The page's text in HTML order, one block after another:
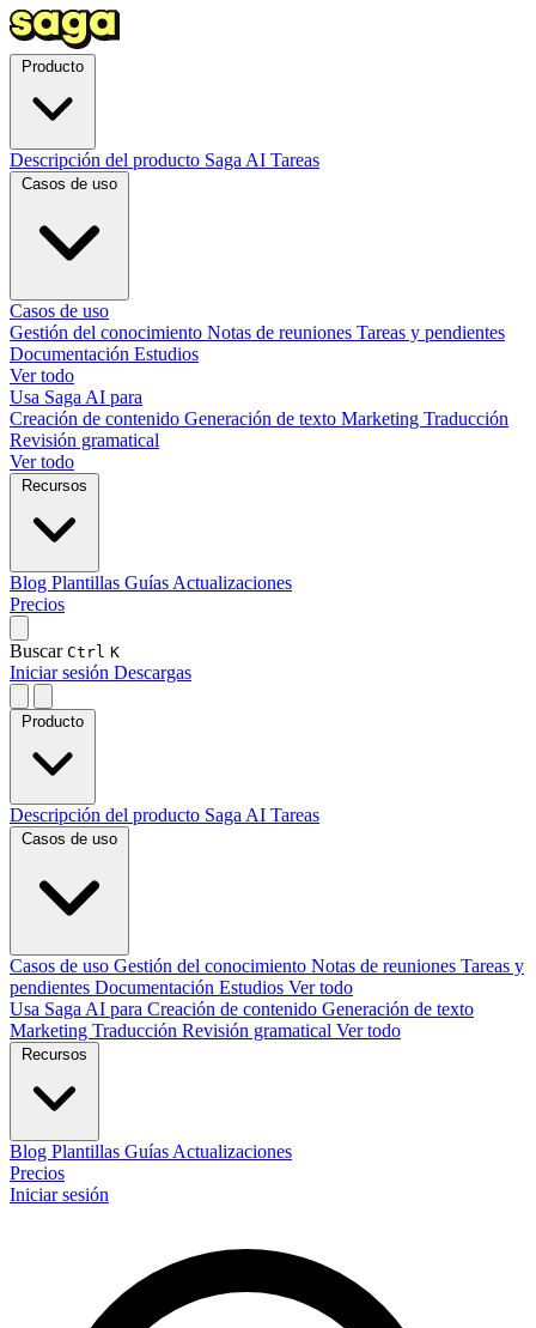
Descripción del producto Saga AI Tareas
Casos de uso
Gestión del conocimiento Notas de reuniones Tareas y pendientes
Documentación Estudios
Ver todo
Usa Saga AI para
Creación de contenido Generación de texto Marketing Traducción
Revisión gramatical
Ver todo
Blog Plantillas Guías Actualizaciones
Precios
Buscar Ctrl K
Iniciar sesión Descargas
Descripción del producto Saga AI Tareas
Casos de uso Gestión del conocimiento Notas de reuniones Tareas y
pendientes Documentación Estudios Ver todo
Usa Saga AI para Creación de contenido Generación de texto
Marketing Traducción Revisión gramatical Ver todo
Blog Plantillas Guías Actualizaciones
Precios
Iniciar sesión